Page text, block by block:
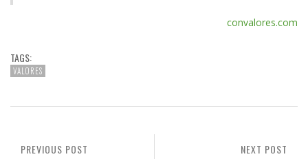
convalores.com
TAGS:
VALORES
NEXT POST
PREVIOUS POST